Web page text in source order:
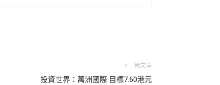
下一篇文章
投資世界：萬洲國際 目標7.60港元